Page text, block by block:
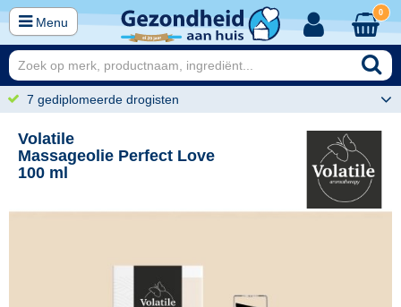
Menu
0
7 gediplomeerde drogisten
Volatile
Massageolie Perfect Love
100 ml